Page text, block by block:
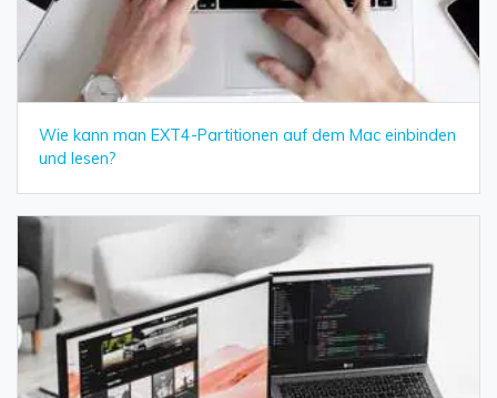
Wie kann man EXT4-Partitionen auf dem Mac einbinden
und lesen?